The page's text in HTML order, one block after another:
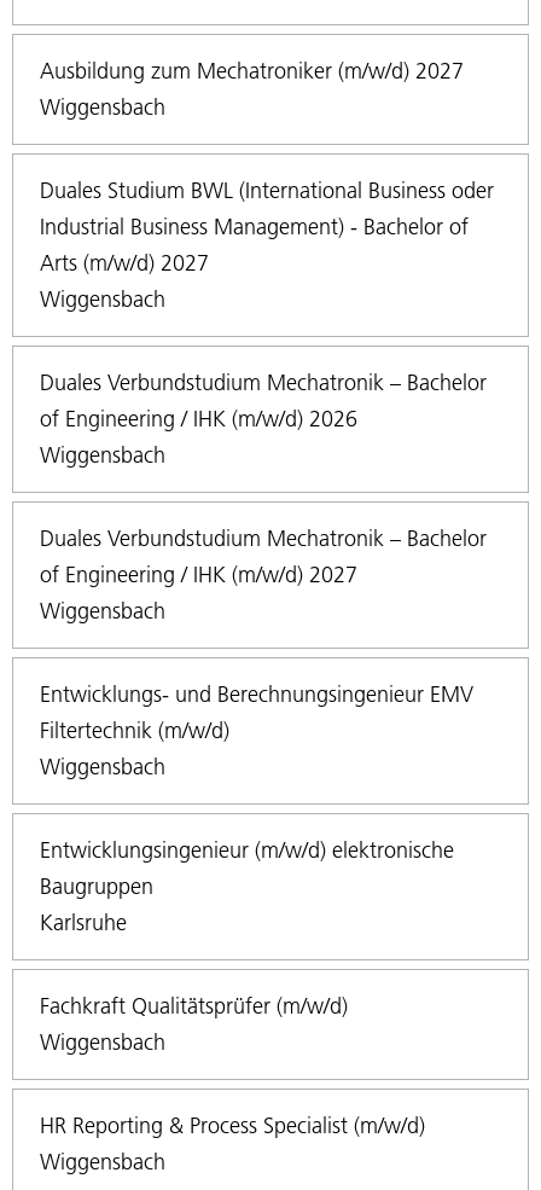
Ausbildung zum Mechatroniker (m/w/d) 2027
Wiggensbach
Duales Studium BWL (International Business oder
Industrial Business Management) - Bachelor of
Arts (m/w/d) 2027
Wiggensbach
Duales Verbundstudium Mechatronik – Bachelor
of Engineering / IHK (m/w/d) 2026
Wiggensbach
Duales Verbundstudium Mechatronik – Bachelor
of Engineering / IHK (m/w/d) 2027
Wiggensbach
Entwicklungs- und Berechnungsingenieur EMV
Filtertechnik (m/w/d)
Wiggensbach
Entwicklungsingenieur (m/w/d) elektronische
Baugruppen
Karlsruhe
Fachkraft Qualitätsprüfer (m/w/d)
Wiggensbach
HR Reporting & Process Specialist (m/w/d)
Wiggensbach